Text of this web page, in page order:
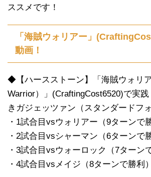
ススメです！
「海賊ウォリアー」
動画！
◆【ハースストーン】「海賊ウォリ
Warrior）」(CraftingCost6520)で実
きガジェッツァン（スタンダードフ
・1試合目vsウォリアー（9ターンで
・2試合目vsシャーマン（6ターンで
・3試合目vsウォーロック（7ターン
・4試合目vsメイジ（8ターンで勝利）